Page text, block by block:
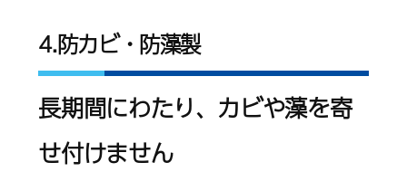
4.防カビ・防藻製
長期間にわたり、カビや藻を寄
せ付けません